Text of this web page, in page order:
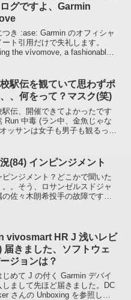
グですよ、Garmin
つき :ase: Garmin のオフィシャ
ト引用だけで失礼します。
the vívomove, a fashionable
駅伝を観ていて思わずポ
、何をって？マスク(笑)
駅伝、開催できてよかったです
Run 中毒 (ラン中、金魚じゃな
ッサンは女子も男子も観るっ
ク着けとるん？」(笑)いちおう
(84) インピンジメント
ピンジメント？どこかで聞いた
。。そう、ロサンゼルスドジャ
の佐々木朗希投手の故障です
いすぎ？ｗい...
vivosmart HR J 浅いレビ
届きました、ソフトウェ
ジョンは？
じめて J の付く Garmin デバイ
しまして先ほど届きました。DC
さんの Unboxing を参照した